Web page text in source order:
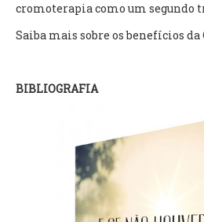
cromoterapia como um segundo
Saiba mais sobre os benefícios
BIBLIOGRAFIA